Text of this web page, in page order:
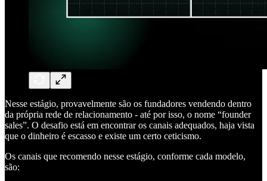
Nesse estágio, provavelmente são os fundadores vendendo dentro
da própria rede de relacionamento - até por isso, o nome “founder
sales”. O desafio está em encontrar os canais adequados, haja vista
que o dinheiro é escasso e existe um certo ceticismo.
Os canais que recomendo nesse estágio, conforme cada modelo,
são: